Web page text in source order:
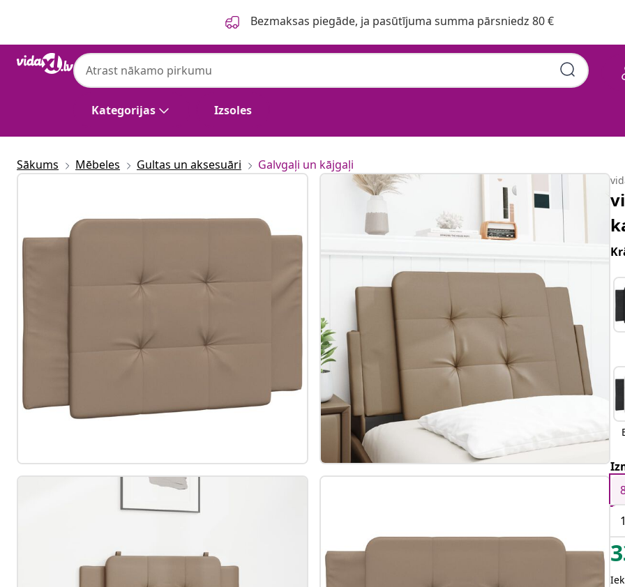
Bezmaksas piegāde, ja pasūtījuma summa pārsniedz 80 €
Kategorijas Izsoles
Sākums Mēbeles Gultas un aksesuāri Galvgaļi un kājgaļi